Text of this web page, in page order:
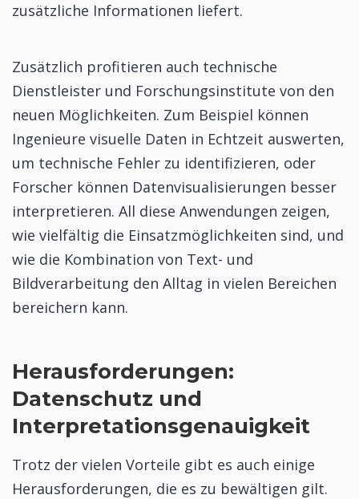
zusätzliche Informationen liefert.
Zusätzlich profitieren auch technische
Dienstleister und Forschungsinstitute von den
neuen Möglichkeiten. Zum Beispiel können
Ingenieure visuelle Daten in Echtzeit auswerten,
um technische Fehler zu identifizieren, oder
Forscher können Datenvisualisierungen besser
interpretieren. All diese Anwendungen zeigen,
wie vielfältig die Einsatzmöglichkeiten sind, und
wie die Kombination von Text- und
Bildverarbeitung den Alltag in vielen Bereichen
bereichern kann.
Herausforderungen:
Datenschutz und
Interpretationsgenauigkeit
Trotz der vielen Vorteile gibt es auch einige
Herausforderungen, die es zu bewältigen gilt.